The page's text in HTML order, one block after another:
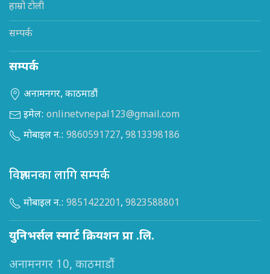
हाम्रो टोली
सम्पर्क
सम्पर्क
अनामनगर, काठमाडौं
इमेल: onlinetvnepal123@gmail.com
मोबाइल न.: 9860591727, 9813398186
विज्ञापनका लागि सम्पर्क
मोबाइल न.: 9851422201, 9823588801
युनिभर्सल स्मार्ट क्रियशन प्रा .लि.
अनामनगर 10, काठमाडौं